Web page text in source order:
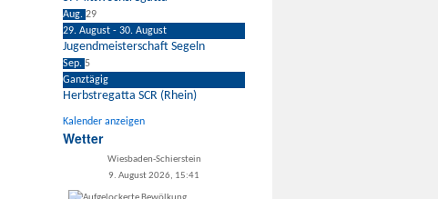
Aug. 29
29. August - 30. August
Jugendmeisterschaft Segeln
Sep. 5
Ganztägig
Herbstregatta SCR (Rhein)
Kalender anzeigen
Wetter
Wiesbaden-Schierstein
9. August 2026, 15:41